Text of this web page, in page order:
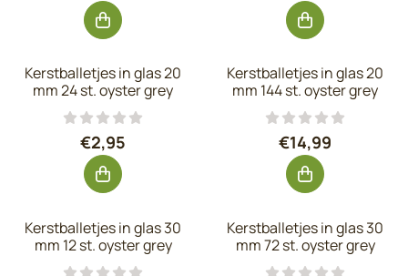
Kerstballetjes in glas 20
mm 24 st. oyster grey
Prijs: 2,95, exclusief btw: 2,44
€2,95
Kerstballetjes in glas 20
mm 144 st. oyster grey
Prijs: 14,99,
€14,99
Kerstballetjes in glas 30
mm 12 st. oyster grey
Kerstballetjes in glas 30
mm 72 st. oyster grey